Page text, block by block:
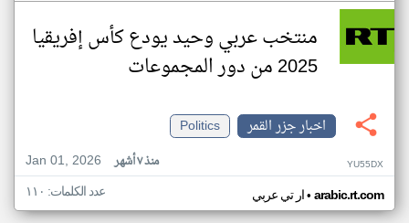
منتخب عربي وحيد يودع كأس إفريقيا
2025 من دور المجموعات
اخبار جزر القمر
Politics
Jan 01, 2026
منذ ٧ أشهر YU55DX
ار تي عربي• arabic.rt.com عدد الكلمات: ١١٠